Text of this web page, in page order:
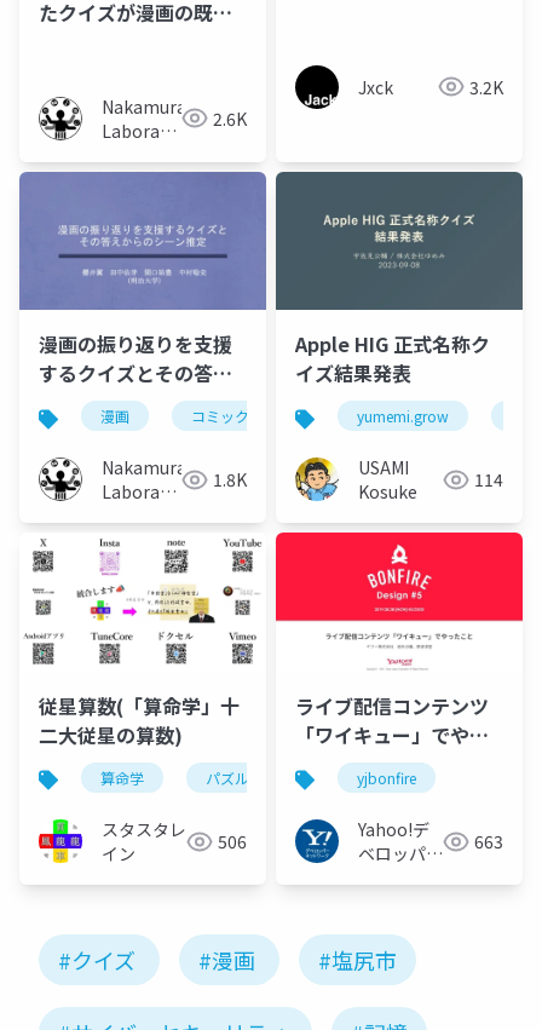
たクイズが漫画の既読
Nakamura
Laboratory
University)
2.6K
Jxck 3.2K
漫画の振り返りを支援
するクイズとその答え
からのシーン推定
漫画 コミック クイズ 記憶
Nakamura
Laboratory
University)
1.8K
Apple HIG 正式名称ク
イズ結果発表
yumemi.grow
USAMI
Kosuke
114
従星算数(「算命学」十
二大従星の算数)
算命学 パズル 算数 問題集
スタスタレ
イン
506
ライブ配信コンテンツ
「ワイキュー」でやっ
たことyjbonfire
Yahoo!デ
ベロッパー
663
#クイズ #漫画 #塩尻市